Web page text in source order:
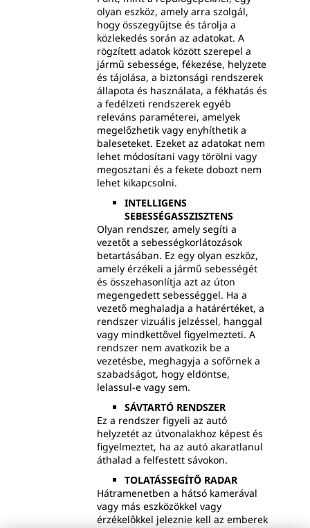
olyan eszköz, amely arra szolgál,
hogy összegyűjtse és tárolja a
közlekedés során az adatokat. A
rögzített adatok között szerepel a
jármű sebessége, fékezése, helyzete
és tájolása, a biztonsági rendszerek
állapota és használata, a fékhatás és
a fedélzeti rendszerek egyéb
releváns paraméterei, amelyek
megelőzhetik vagy enyhíthetik a
baleseteket. Ezeket az adatokat nem
lehet módosítani vagy törölni vagy
megosztani és a fekete dobozt nem
lehet kikapcsolni.
INTELLIGENS
SEBESSÉGASSZISZTENS
Olyan rendszer, amely segíti a
vezetőt a sebességkorlátozások
betartásában. Ez egy olyan eszköz,
amely érzékeli a jármű sebességét
és összehasonlítja azt az úton
megengedett sebességgel. Ha a
vezető meghaladja a határértéket, a
rendszer vizuális jelzéssel, hanggal
vagy mindkettővel figyelmezteti. A
rendszer nem avatkozik be a
vezetésbe, meghagyja a sofőrnek a
szabadságot, hogy eldöntse,
lelassul-e vagy sem.
SÁVTARTÓ RENDSZER
Ez a rendszer figyeli az autó
helyzetét az útvonalakhoz képest és
figyelmeztet, ha az autó akaratlanul
áthalad a felfestett sávokon.
TOLATÁSSEGÍTŐ RADAR
Hátramenetben a hátsó kamerával
vagy más eszközökkel vagy
érzékelőkkel jeleznie kell az emberek